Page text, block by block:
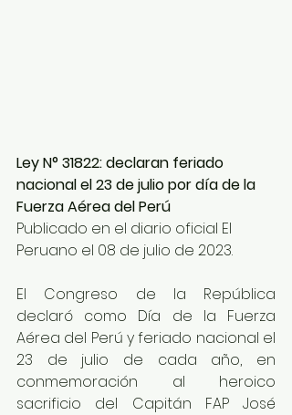
Ley N° 31822: declaran feriado
nacional el 23 de julio por día de la
Fuerza Aérea del Perú
Publicado en el diario oficial El
Peruano el 08 de julio de 2023.
El Congreso de la República
declaró como Día de la Fuerza
Aérea del Perú y feriado nacional el
23 de julio de cada año, en
conmemoración al heroico
sacrificio del Capitán FAP José